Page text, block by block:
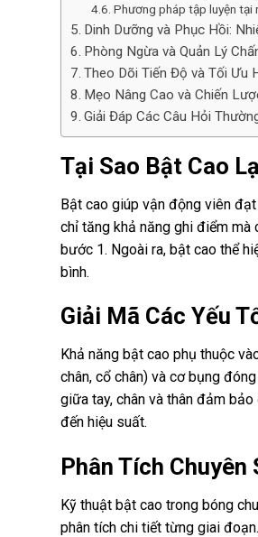
Phương pháp tập luyện tại
Dinh Dưỡng và Phục Hồi:
Phòng Ngừa và Quản Lý
Theo Dõi Tiến Độ và Tối Ưu
Mẹo Nâng Cao và Chiến
Giải Đáp Các Câu Hỏi
Tại Sao Bật Cao
Bật cao giúp vận động viên
chỉ tăng khả năng ghi điểm mà
bước 1. Ngoài ra, bật cao thể
bình.
Giải Mã Các Yếu
Khả năng bật cao phụ thuộc
chân, cổ chân) và cơ bụng
giữa tay, chân và thân đảm
đến hiệu suất.
Phân Tích Chuyên
Kỹ thuật bật cao trong bóng
phân tích chi tiết từng giai đoạn.